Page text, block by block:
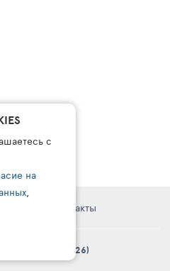
Контакты
(2003 - 2026)
с
на
,